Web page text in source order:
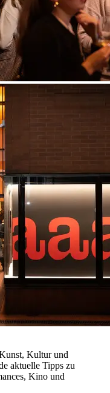
Kultur und
aktuelle Tipps zu
Kino und